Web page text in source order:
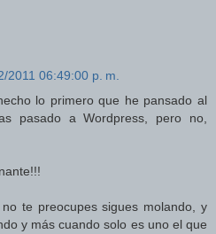
2011 06:49:00 p. m.
lo primero que he pansado al
pasado a Wordpress, pero no,
te preocupes sigues molando, y
y más cuando solo es uno el que